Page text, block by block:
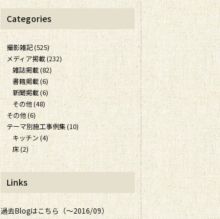
Categories
撮影雑記 (525)
メディア掲載 (232)
雑誌掲載 (82)
書籍掲載 (6)
新聞掲載 (6)
その他 (48)
その他 (6)
テーマ別施工事例集 (10)
キッチン (4)
床 (2)
Links
過去Blogはこちら（～2016/09）